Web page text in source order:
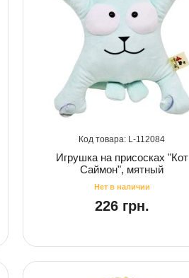
112084
Игрушка на присосках "Кот
Саймон", мятный
226 грн.